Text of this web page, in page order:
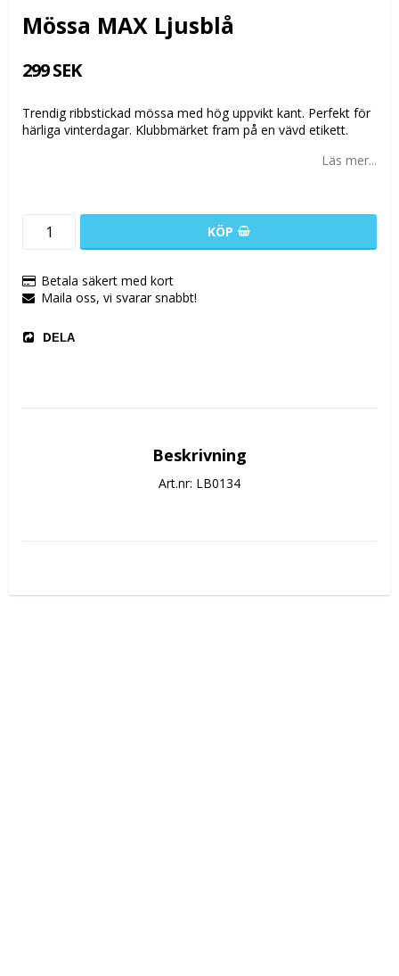
Mössa MAX Ljusblå
299 SEK
Trendig ribbstickad mössa med hög uppvikt kant. Perfekt för
härliga vinterdagar. Klubbmärket fram på en vävd etikett.
Läs mer...
KÖP
Betala säkert med kort
Maila oss, vi svarar snabbt!
DELA
Beskrivning
Art.nr: LB0134